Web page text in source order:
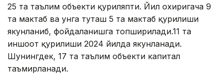
25 та таълим объекти қуриляпти. Йил охиригача 9
та мактаб ва унга туташ 5 та мактаб қурилиши
якунланиб, фойдаланишга топширилади.11 та
иншоот қурилиши 2024 йилда якунланади.
Шунингдек, 17 та таълим объекти капитал
таъмирланади.